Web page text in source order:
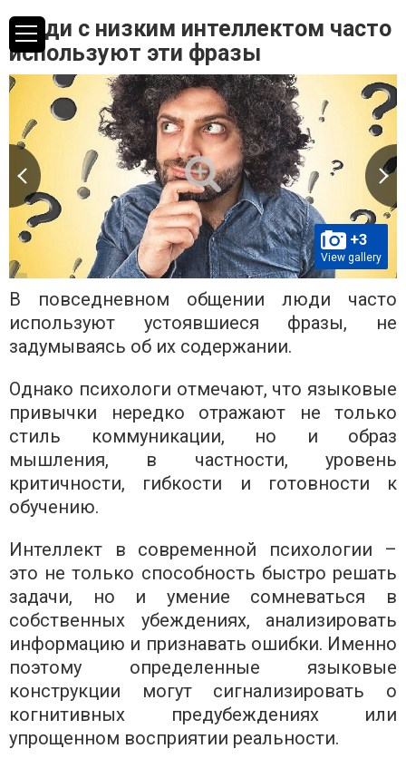
Люди с низким интеллектом часто
используют эти фразы
+3
View gallery
В повседневном общении люди часто
используют устоявшиеся фразы, не
задумываясь об их содержании.
Однако психологи отмечают, что языковые
привычки нередко отражают не только
стиль коммуникации, но и образ
мышления, в частности, уровень
критичности, гибкости и готовности к
обучению.
Интеллект в современной психологии –
это не только способность быстро решать
задачи, но и умение сомневаться в
собственных убеждениях, анализировать
информацию и признавать ошибки. Именно
поэтому определенные языковые
конструкции могут сигнализировать о
когнитивных предубеждениях или
упрощенном восприятии реальности.